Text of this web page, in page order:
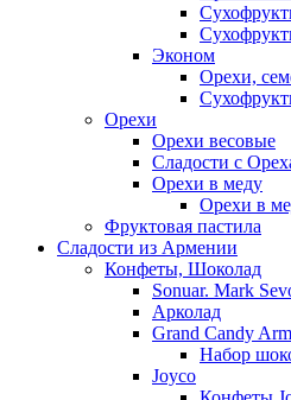
Эконом
Орехи,
Орехи
Орехи весовые
Сладости с
Орехи в меду
Орехи в
Фруктовая пастила
Сладости из Армении
Конфеты, Шоколад
Sonuar. Mark
Арколад
Grand Candy
Набор
Joyco